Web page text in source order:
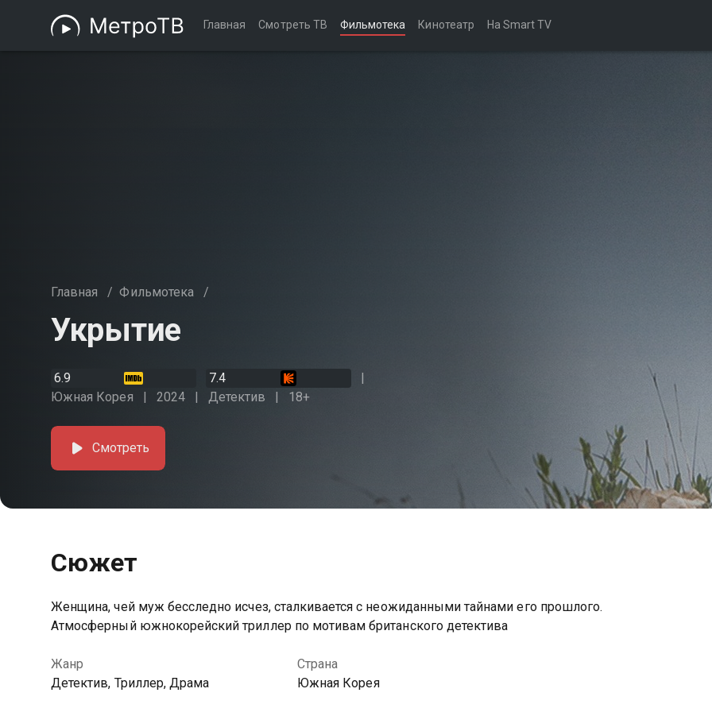
Главная Смотреть ТВ Фильмотека Кинотеатр На Smart TV
Главная / Фильмотека /
Укрытие
6.9
7.4
Южная Корея
2024 Детектив 18+
Смотреть
Сюжет
Женщина, чей муж бесследно исчез, сталкивается с неожиданными тайнами его прошлого.
Атмосферный южнокорейский триллер по мотивам британского детектива
Жанр
Детектив, Триллер, Драма
Страна
Южная Корея